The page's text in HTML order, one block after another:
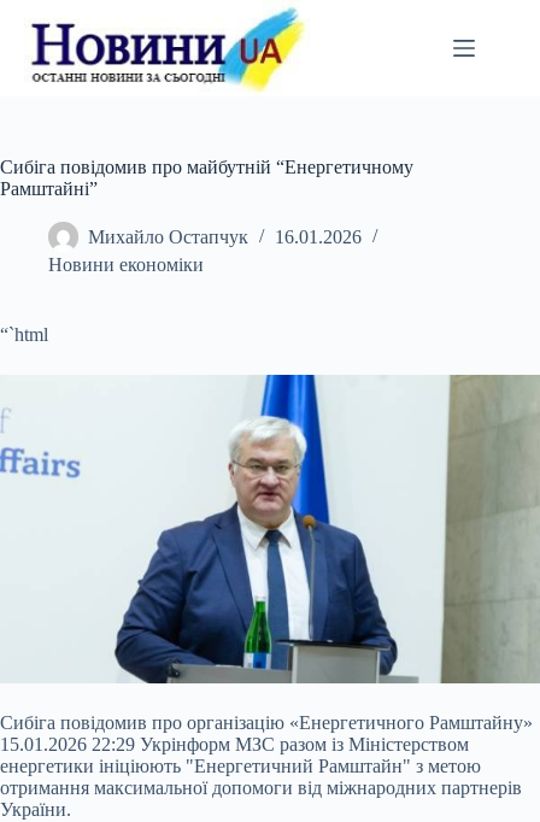
вмісту
Сибіга повідомив про майбутній “Енергетичному
Рамштайні”
Михайло Остапчук
16.01.2026
Новини економіки
“`html
Сибіга повідомив про організацію «Енергетичного Рамштайну»
15.01.2026 22:29 Укрінформ МЗС разом із Міністерством
енергетики ініціюють "Енергетичний Рамштайн" з метою
отримання максимальної допомоги від міжнародних партнерів
України.